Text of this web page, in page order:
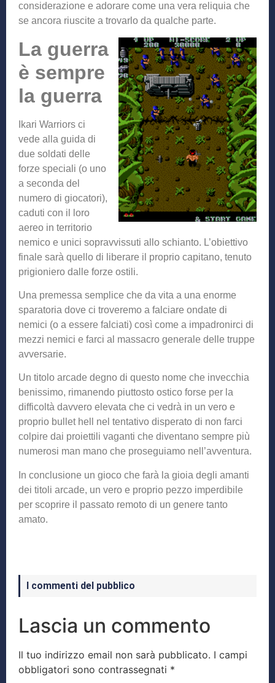
considerazione e adorare come una vera reliquia che
se ancora riuscite a trovarlo da qualche parte.
La guerra
è sempre
la guerra
Ikari Warriors ci
vede alla guida di
due soldati delle
forze speciali (o uno
a seconda del
numero di giocatori),
caduti con il loro
aereo in territorio
nemico e unici sopravvissuti allo schianto. L’obiettivo
finale sarà quello di liberare il proprio capitano, tenuto
prigioniero dalle forze ostili.
Una premessa semplice che da vita a una enorme
sparatoria dove ci troveremo a falciare ondate di
nemici (o a essere falciati) così come a impadronirci di
mezzi nemici e farci al massacro generale delle truppe
avversarie.
Un titolo arcade degno di questo nome che invecchia
benissimo, rimanendo piuttosto ostico forse per la
difficoltà davvero elevata che ci vedrà in un vero e
proprio bullet hell nel tentativo disperato di non farci
colpire dai proiettili vaganti che diventano sempre più
numerosi man mano che proseguiamo nell’avventura.
In conclusione un gioco che farà la gioia degli amanti
dei titoli arcade, un vero e proprio pezzo imperdibile
per scoprire il passato remoto di un genere tanto
amato.
I commenti del pubblico
Lascia un commento
Il tuo indirizzo email non sarà pubblicato. I campi
obbligatori sono contrassegnati *